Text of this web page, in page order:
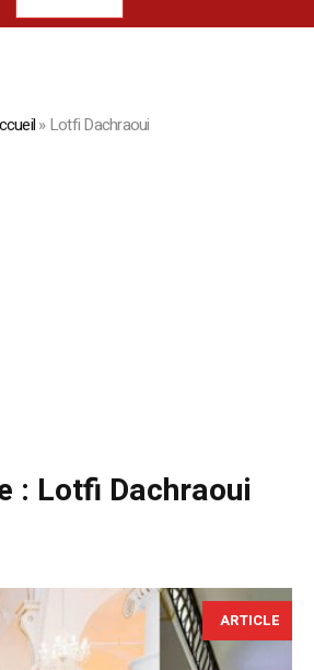
»Lotfi Dachraoui
: Lotfi Dachraoui
ARTICLE